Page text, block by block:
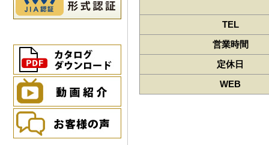
TEL
営業時間
定休日
WEB